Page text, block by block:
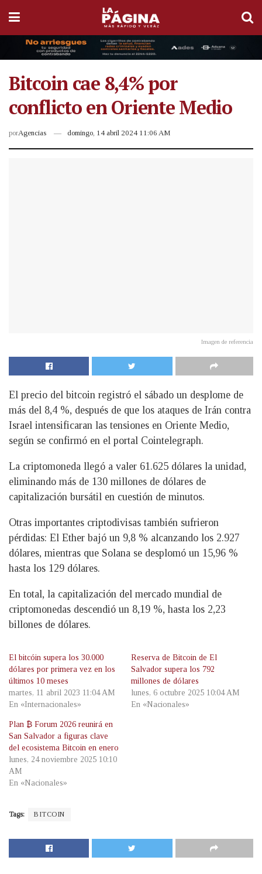
Bitcoin cae 8,4% por
conflicto en Oriente Medio
porAgencias domingo, 14 abril 2024 11:06 AM
Imagen de referencia
El precio del bitcoin registró el sábado un desplome de
más del 8,4 %, después de que los ataques de Irán contra
Israel intensificaran las tensiones en Oriente Medio,
según se confirmó en el portal Cointelegraph.
La criptomoneda llegó a valer 61.625 dólares la unidad,
eliminando más de 130 millones de dólares de
capitalización bursátil en cuestión de minutos.
Otras importantes criptodivisas también sufrieron
pérdidas: El Ether bajó un 9,8 % alcanzando los 2.927
dólares, mientras que Solana se desplomó un 15,96 %
hasta los 129 dólares.
En total, la capitalización del mercado mundial de
criptomonedas descendió un 8,19 %, hasta los 2,23
billones de dólares.
El bitcóin supera los 30.000
dólares por primera vez en los
últimos 10 meses
martes, 11 abril 2023 11:04 AM
En «Internacionales»
Reserva de Bitcoin de El
Salvador supera los 792
millones de dólares
lunes, 6 octubre 2025 10:04 AM
En «Nacionales»
Plan ₿ Forum 2026 reunirá en
San Salvador a figuras clave
del ecosistema Bitcoin en enero
lunes, 24 noviembre 2025 10:10
AM
En «Nacionales»
Tags: BITCOIN